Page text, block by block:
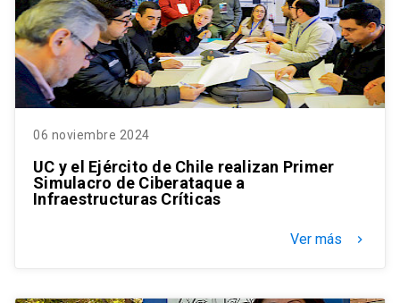
06 noviembre 2024
UC y el Ejército de Chile realizan Primer
Simulacro de Ciberataque a
Infraestructuras Críticas
Ver más keyboard_arrow_right